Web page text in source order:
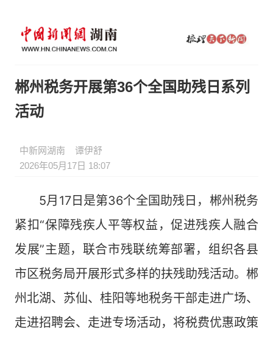
郴州税务开展第36个全国助残日系列
活动
中新网湖南
谭伊舒
2026年05月17日 18:07
5月17日是第36个全国助残日，郴州税务
紧扣“保障残疾人平等权益，促进残疾人融合
发展”主题，联合市残联统筹部署，组织各县
市区税务局开展形式多样的扶残助残活动。郴
州北湖、苏仙、桂阳等地税务干部走进广场、
走进招聘会、走进专场活动，将税费优惠政策